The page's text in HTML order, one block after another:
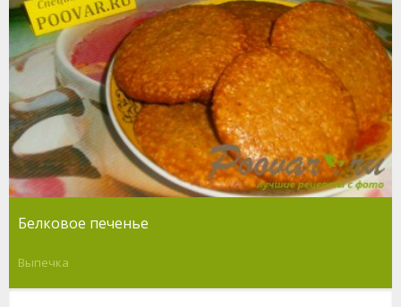
Белковое печенье
Выпечка